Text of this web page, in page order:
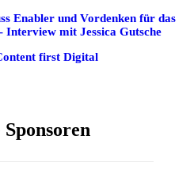
Enabler und Vordenken für das
Interview mit Jessica Gutsche
first Digital
Sponsoren